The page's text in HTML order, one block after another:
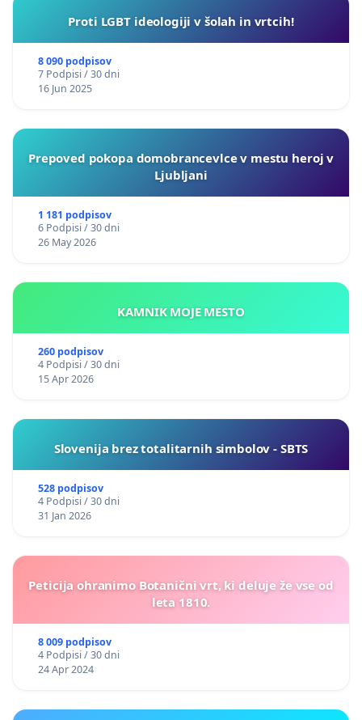
Proti LGBT ideologiji v šolah in vrtcih!
8 090 podpisov
7 Podpisi / 30 dni
16 Jun 2025
Prepoved pokopa domobrancevlce v mestu heroj v
Ljubljani
1 181 podpisov
6 Podpisi / 30 dni
26 May 2026
KAMNIK MOJE MESTO
260 podpisov
4 Podpisi / 30 dni
15 Apr 2026
Slovenija brez totalitarnih simbolov - SBTS
528 podpisov
4 Podpisi / 30 dni
31 Jan 2026
Peticija ohranimo Botanični vrt, ki deluje že vse od
leta 1810.
8 009 podpisov
4 Podpisi / 30 dni
24 Apr 2024